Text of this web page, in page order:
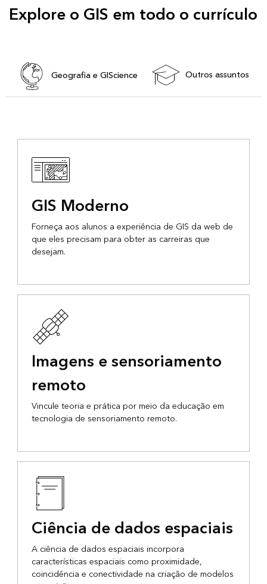
Explore o GIS em todo o currículo
Geografia e GIScience Outros assuntos
GIS Moderno
Forneça aos alunos a experiência de GIS da web de
que eles precisam para obter as carreiras que
desejam.
Imagens e sensoriamento
remoto
Vincule teoria e prática por meio da educação em
tecnologia de sensoriamento remoto.
Ciência de dados espaciais
A ciência de dados espaciais incorpora
características espaciais como proximidade,
coincidência e conectividade na criação de modelos